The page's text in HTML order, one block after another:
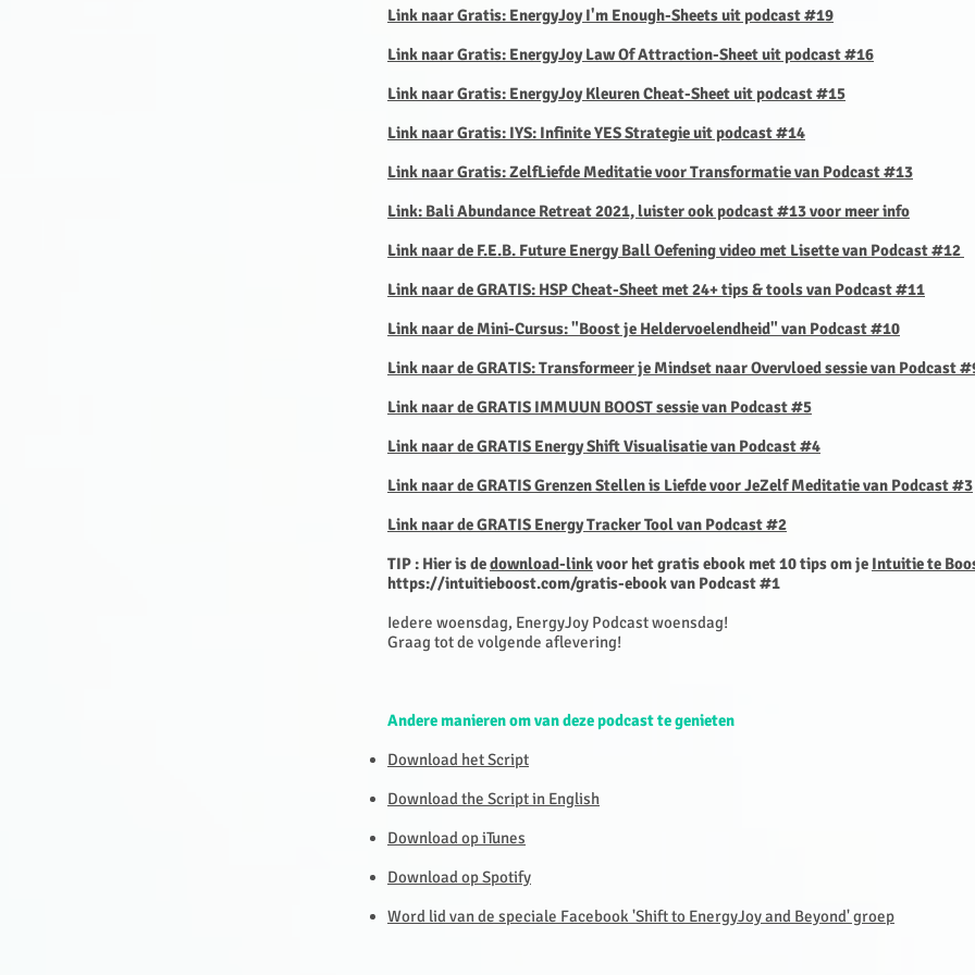
Link naar Gratis: EnergyJoy I'm Enough-Sheets uit podcast #19
Link naar Gratis: EnergyJoy Law Of Attraction-Sheet uit podcast #16
Link naar Gratis: EnergyJoy Kleuren Cheat-Sheet uit podcast #15
Link naar Gratis: IYS: Infinite YES Strategie uit podcast #14
Link naar Gratis: ZelfLiefde Meditatie voor Transformatie van Podcast #13
Link: Bali Abundance Retreat 2021, luister ook podcast #13 voor meer info
Link naar de F.E.B. Future Energy Ball Oefening video met Lisette van Podcast #12
Link naar de GRATIS: HSP Cheat-Sheet met 24+ tips & tools van Podcast #11
Link naar de Mini-Cursus: "Boost je Heldervoelendheid" van Podcast #10
Link naar de GRATIS: Transformeer je Mindset naar Overvloed sessie van Podcast
Link naar de GRATIS IMMUUN BOOST sessie van Podcast #5
Link naar de GRATIS Energy Shift Visualisatie van Podcast #4
Link naar de GRATIS Grenzen Stellen is Liefde voor JeZelf Meditatie van Podcast #3
Link naar de GRATIS Energy Tracker Tool van Podcast #2
TIP : Hier is dedownload-linkvoor het gratis ebook met 10 tips om je Intuitie te
https://intuitieboost.com/gratis-ebookvan Podcast #1
Iedere woensdag, EnergyJoy Podcast woensdag!
Graag tot de volgende aflevering!
Andere manieren om van deze podcast te genieten
Download het Script
Download the Script in English
Download op iTunes
Download op Spotify
Word lid van de speciale Facebook 'Shift to EnergyJoy and Beyond' groep